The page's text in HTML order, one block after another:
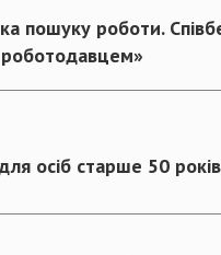
пошуку роботи.
роботодавцем»
осіб старше 50 років